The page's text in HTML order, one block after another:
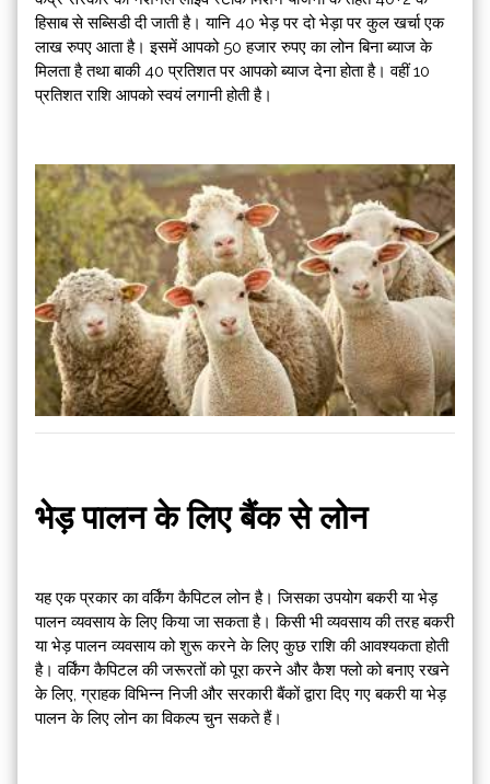
हिसाब से सब्सिडी दी जाती है। यानि 40 भेड़ पर दो भेड़ा पर कुल खर्चा एक
लाख रुपए आता है। इसमें आपको 50 हजार रुपए का लोन बिना ब्याज के
मिलता है तथा बाकी 40 प्रतिशत पर आपको ब्याज देना होता है। वहीं 10
प्रतिशत राशि आपको स्वयं लगानी होती है।
भेड़ पालन के लिए बैंक से लोन
यह एक प्रकार का वर्किंग कैपिटल लोन है। जिसका उपयोग बकरी या भेड़
पालन व्यवसाय के लिए किया जा सकता है। किसी भी व्यवसाय की तरह बकरी
या भेड़ पालन व्यवसाय को शुरू करने के लिए कुछ राशि की आवश्यकता होती
है। वर्किंग कैपिटल की जरूरतों को पूरा करने और कैश फ्लो को बनाए रखने
के लिए, ग्राहक विभिन्न निजी और सरकारी बैंकों द्वारा दिए गए बकरी या भेड़
पालन के लिए लोन का विकल्प चुन सकते हैं।